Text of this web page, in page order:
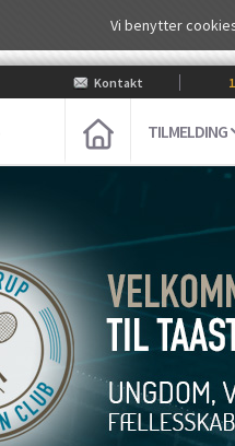
Vi benytter
Kontakt
TILMELDING